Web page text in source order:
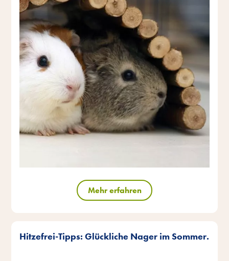
Mehr erfahren
Hitzefrei-Tipps: Glückliche Nager im Sommer.